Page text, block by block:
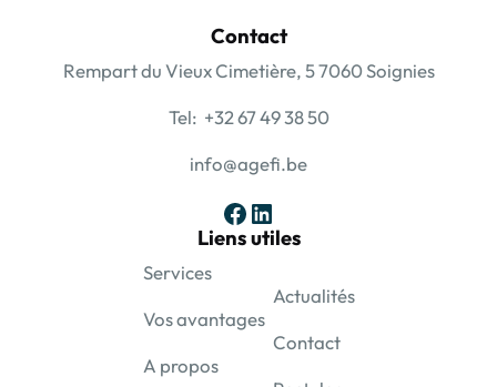
Contact
Rempart du Vieux Cimetière, 5 7060 Soignies
Tel: +32 67 49 38 50
info@agefi.be
Facebook LinkedIn
Liens utiles
Services
Vos avantages
A propos
Actualités
Contact